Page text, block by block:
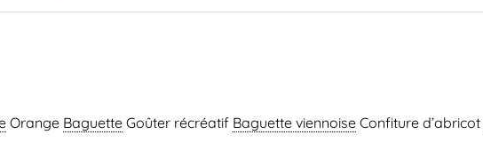
Orange Baguette Goûter récréatif Baguette viennoise Confiture d’abricot